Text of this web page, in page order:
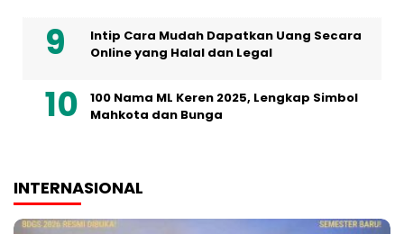
Intip Cara Mudah Dapatkan Uang Secara
Online yang Halal dan Legal
100 Nama ML Keren 2025, Lengkap Simbol
Mahkota dan Bunga
INTERNASIONAL